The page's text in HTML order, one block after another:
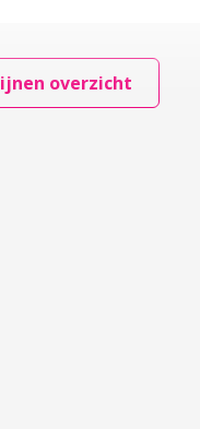
overzicht